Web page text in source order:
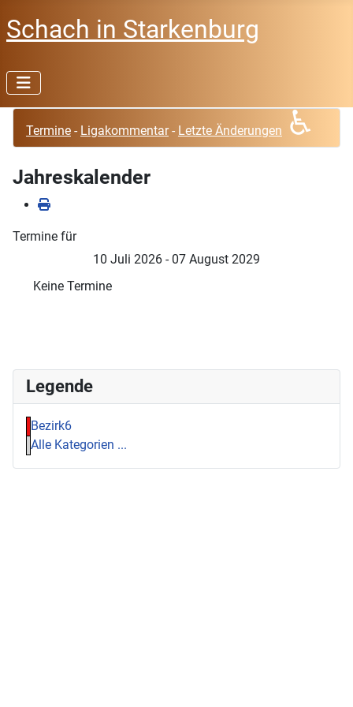
Schach in Starkenburg
Termine - Ligakommentar- Letzte Änderungen
Legende
Bezirk6
Alle Kategorien ...
Jahreskalender
Termine für
10 Juli 2026 - 07 August 2029
Keine Termine
♿